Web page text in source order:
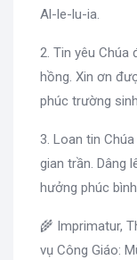
Al-le-lu-ia.
2. Tin yêu Chúa
hồng. Xin ơn
phúc trường
3. Loan tin
gian trần. Dâng
hưởng phúc
🌾 Imprimatur,
vụ Công Giáo: